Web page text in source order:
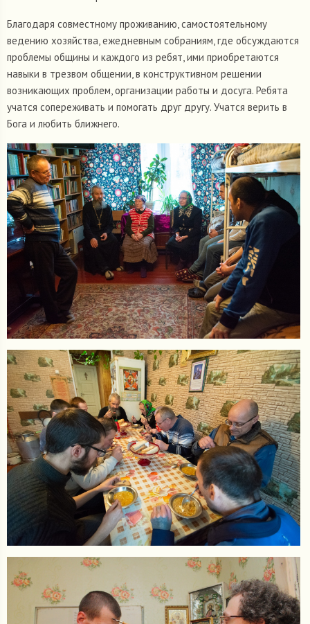
Благодаря совместному проживанию, самостоятельному
ведению хозяйства, ежедневным собраниям, где обсуждаются
проблемы общины и каждого из ребят, ими приобретаются
навыки в трезвом общении, в конструктивном решении
возникающих проблем, организации работы и досуга. Ребята
учатся сопереживать и помогать друг другу. Учатся верить в
Бога и любить ближнего.